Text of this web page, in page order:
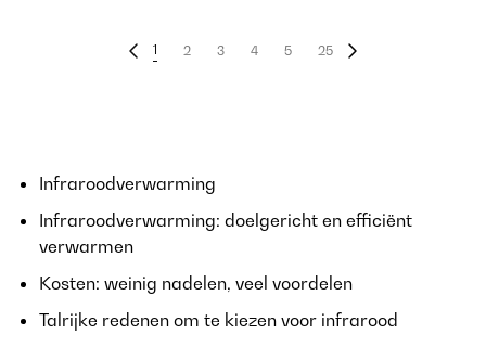
1 2 3 4 5 25
Infraroodverwarming
Infraroodverwarming: doelgericht en efficiënt
verwarmen
Kosten: weinig nadelen, veel voordelen
Talrijke redenen om te kiezen voor infrarood